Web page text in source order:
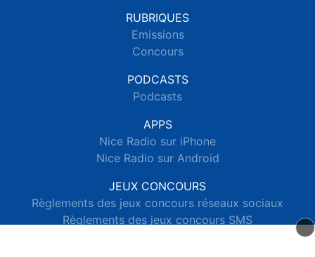
RUBRIQUES
Emissions
Concours
PODCASTS
Podcasts
APPS
Nice Radio sur iPhone
Nice Radio sur Android
JEUX CONCOURS
Règlements des jeux concours réseaux sociaux
Règlements des jeux concours SMS